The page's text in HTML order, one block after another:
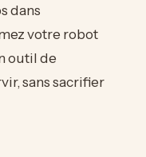
dans
votre robot
outil de
sans sacrifier